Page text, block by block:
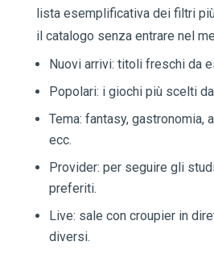
lista esemplificativa dei filtri
il catalogo senza entrare nel
Nuovi arrivi: titoli freschi da
Popolari: i giochi più scelti
Tema: fantasy, gastronomia,
ecc.
Provider: per seguire gli
preferiti.
Live: sale con croupier in
diversi.